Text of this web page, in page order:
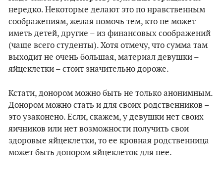
нередко. Некоторые делают это по нравственным
соображениям, желая помочь тем, кто не может
иметь детей, другие – из финансовых соображений
(чаще всего студенты). Хотя отмечу, что сумма там
выходит не очень большая, материал девушки –
яйцеклетки – стоит значительно дороже.
Кстати, донором можно быть не только анонимным.
Донором можно стать и для своих родственников –
это узаконено. Если, скажем, у девушки нет своих
яичников или нет возможности получить свои
здоровые яйцеклетки, то ее кровная родственница
может быть донором яйцеклеток для нее.